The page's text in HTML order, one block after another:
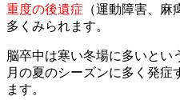
重度の後遺症 （運動障害、
多くみられます。
脳卒中は寒い冬場に多いとい
月の夏のシーズンに多く発症
ます。